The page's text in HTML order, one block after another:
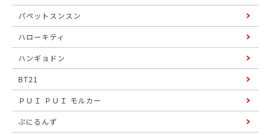
パペットスンスン
ハローキティ
ハンギョドン
BT21
ＰＵＩ ＰＵＩ モルカー
ぷにるんず